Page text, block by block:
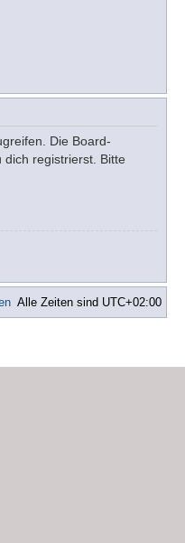
Die Board-
registrierst. Bitte
Alle Zeiten sind UTC+02:00